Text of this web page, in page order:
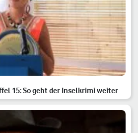
15: So geht der Inselkrimi weiter